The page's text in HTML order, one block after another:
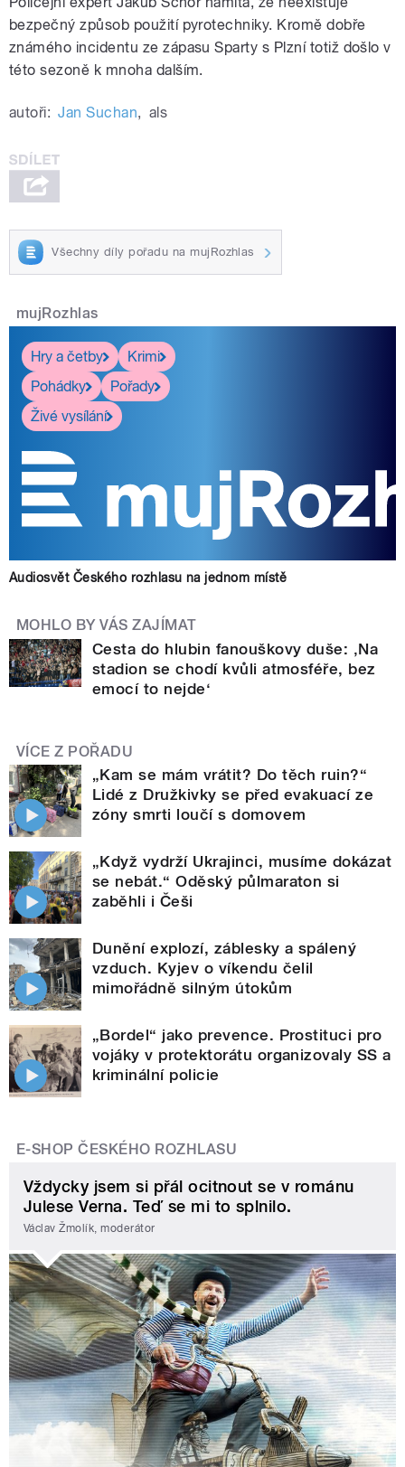
bezpečný způsob použití pyrotechniky. Kromě dobře
známého incidentu ze zápasu Sparty s Plzní totiž došlo v
této sezoně k mnoha dalším.
autoři: Jan Suchan, als
Všechny díly pořadu na mujRozhlas
mujRozhlas
Hry a četby
Krimi
Pohádky
Pořady
Živé vysílání
Audiosvět Českého rozhlasu na jednom místě
MOHLO BY VÁS ZAJÍMAT
Cesta do hlubin fanouškovy duše: ‚Na
stadion se chodí kvůli atmosféře, bez
emocí to nejde‘
VÍCE Z POŘADU
„Kam se mám vrátit? Do těch ruin?“
Lidé z Družkivky se před evakuací ze
zóny smrti loučí s domovem
„Když vydrží Ukrajinci, musíme dokázat
se nebát.“ Oděský půlmaraton si
zaběhli i Češi
Dunění explozí, záblesky a spálený
vzduch. Kyjev o víkendu čelil
mimořádně silným útokům
„Bordel“ jako prevence. Prostituci pro
vojáky v protektorátu organizovaly SS a
kriminální policie
E-SHOP ČESKÉHO ROZHLASU
Vždycky jsem si přál ocitnout se v románu
Julese Verna. Teď se mi to splnilo.
Václav Žmolík, moderátor